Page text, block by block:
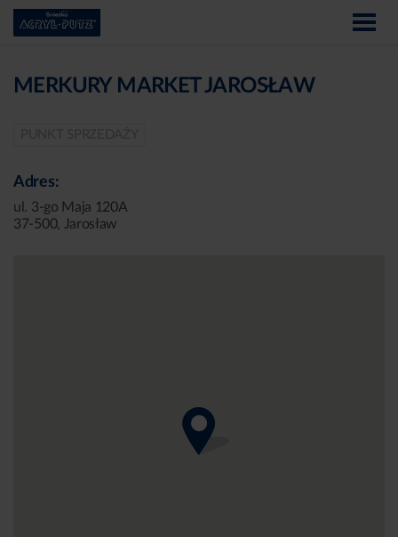
MERKURY MARKET JAROSŁAW
Adres:
ul. 3-go Maja 120A
37-500, Jarosław